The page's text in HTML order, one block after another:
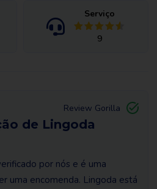
Serviço
9
de Lingoda
Review Gorilla
por nós e é uma
uma encomenda. Lingoda está